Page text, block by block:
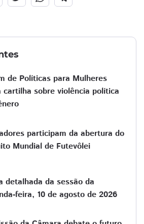
de Políticas para Mulheres
cartilha sobre violência política
participam da abertura do
Mundial de Futevôlei
detalhada da sessão da
feira, 10 de agosto de 2026